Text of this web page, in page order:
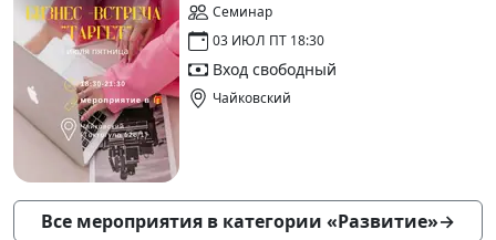
Семинар
03 ИЮЛ ПТ 18:30
Вход свободный
Чайковский
Все мероприятия в категории «Развитие»→